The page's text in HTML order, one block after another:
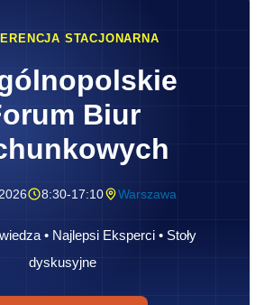
STACJONARNA
Biur
8:30-17:10 Warszawa
• Najlepsi Eksperci • Stoły
dyskusyjne